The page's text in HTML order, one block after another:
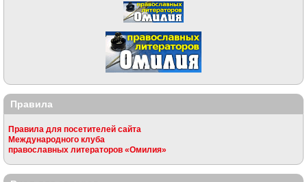
Правила
Правила для посетителей сайта
Международного клуба
православных литераторов «Омилия»